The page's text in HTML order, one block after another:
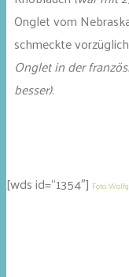
Onglet vom
schmeckte vorzüglich
Onglet in der
besser).
[wds id=“1354″] Foto: